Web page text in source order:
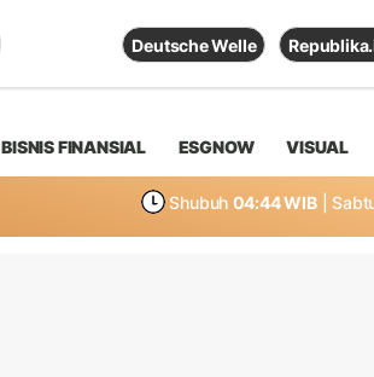
Deutsche Welle
BISNIS FINANSIAL ESGNOW VISUAL
Shubuh 04:44 WIB |